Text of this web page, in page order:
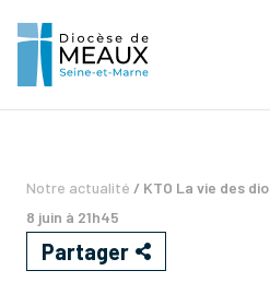
Notre actualité / KTO La vie des
8 juin à 21h45
Partager